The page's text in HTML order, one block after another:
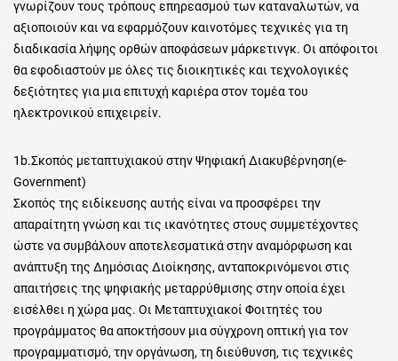
γνωρίζουν τους τρόπους επηρεασμού των καταναλωτών, να
αξιοποιούν και να εφαρμόζουν καινοτόμες τεχνικές για τη
διαδικασία λήψης ορθών αποφάσεων μάρκετινγκ. Οι απόφοιτοι
θα εφοδιαστούν με όλες τις διοικητικές και τεχνολογικές
δεξιότητες για μια επιτυχή καριέρα στον τομέα του
ηλεκτρονικού επιχειρείν.
1b.Σκοπός μεταπτυχιακού στην Ψηφιακή Διακυβέρνηση(e-
Government)
Σκοπός της ειδίκευσης αυτής είναι να προσφέρει την
απαραίτητη γνώση και τις ικανότητες στους συμμετέχοντες
ώστε να συμβάλουν αποτελεσματικά στην αναμόρφωση και
ανάπτυξη της Δημόσιας Διοίκησης, ανταποκρινόμενοι στις
απαιτήσεις της ψηφιακής μεταρρύθμισης στην οποία έχει
εισέλθει η χώρα μας. Οι Μεταπτυχιακοί Φοιτητές του
προγράμματος θα αποκτήσουν μια σύγχρονη οπτική για τον
προγραμματισμό, την οργάνωση, τη διεύθυνση, τις τεχνικές